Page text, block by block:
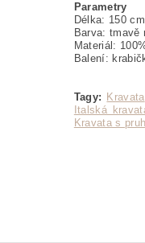
Parametry
Délka: 150 cm
Barva: tmavě
Materiál:
Balení:
Tagy: Kravata
Italská
Kravata s